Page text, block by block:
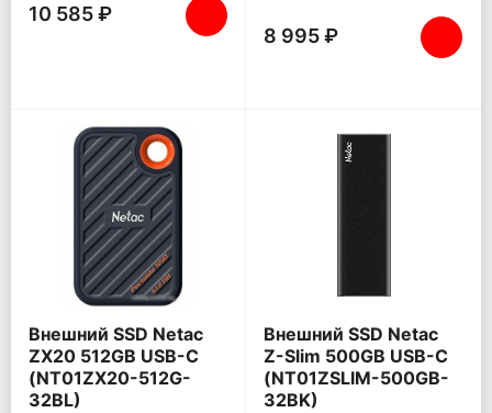
10 585 ₽
8 995 ₽
Внешний SSD Netac
ZX20 512GB USB-C
(NT01ZX20-512G-
32BL)
Внешний SSD Netac
Z-Slim 500GB USB-C
(NT01ZSLIM-500GB-
32BK)